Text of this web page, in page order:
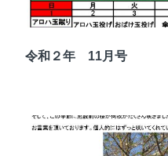
令和２年 11月号